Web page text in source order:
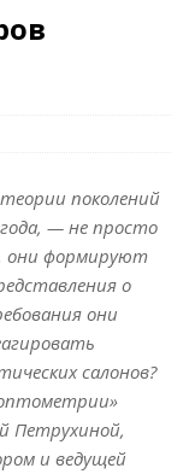
поколений
— не просто
они формируют
о
они
салонов?
Петрухиной,
и ведущей